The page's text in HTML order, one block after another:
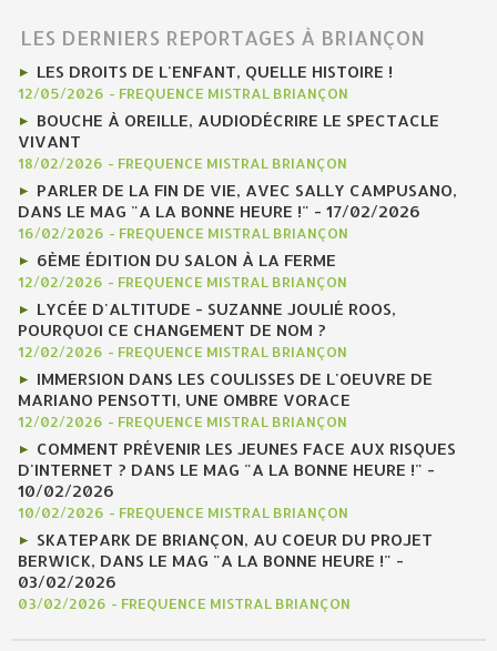
LES DERNIERS REPORTAGES À BRIANÇON
LES DROITS DE L'ENFANT, QUELLE HISTOIRE !
12/05/2026 - FREQUENCE MISTRAL BRIANÇON
BOUCHE À OREILLE, AUDIODÉCRIRE LE SPECTACLE
VIVANT
18/02/2026 - FREQUENCE MISTRAL BRIANÇON
PARLER DE LA FIN DE VIE, AVEC SALLY CAMPUSANO,
DANS LE MAG "A LA BONNE HEURE !" - 17/02/2026
16/02/2026 - FREQUENCE MISTRAL BRIANÇON
6ÈME ÉDITION DU SALON À LA FERME
12/02/2026 - FREQUENCE MISTRAL BRIANÇON
LYCÉE D'ALTITUDE - SUZANNE JOULIÉ ROOS,
POURQUOI CE CHANGEMENT DE NOM ?
12/02/2026 - FREQUENCE MISTRAL BRIANÇON
IMMERSION DANS LES COULISSES DE L'OEUVRE DE
MARIANO PENSOTTI, UNE OMBRE VORACE
12/02/2026 - FREQUENCE MISTRAL BRIANÇON
COMMENT PRÉVENIR LES JEUNES FACE AUX RISQUES
D'INTERNET ? DANS LE MAG "A LA BONNE HEURE !" -
10/02/2026
10/02/2026 - FREQUENCE MISTRAL BRIANÇON
SKATEPARK DE BRIANÇON, AU COEUR DU PROJET
BERWICK, DANS LE MAG "A LA BONNE HEURE !" -
03/02/2026
03/02/2026 - FREQUENCE MISTRAL BRIANÇON